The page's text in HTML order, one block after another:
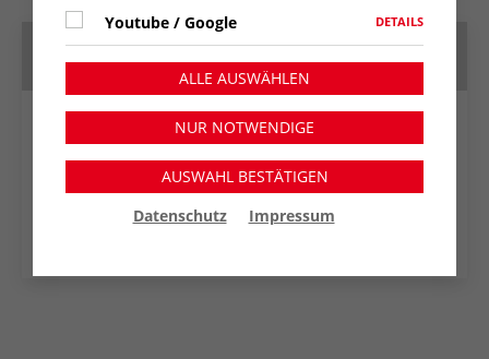
Termin speichern
Google Kalender
Apple Kalender
Outlook Web
Youtube / Google DETAILS
ALLE AUSWÄHLEN
NUR NOTWENDIGE
AUSWAHL BESTÄTIGEN
Datenschutz
Impressum